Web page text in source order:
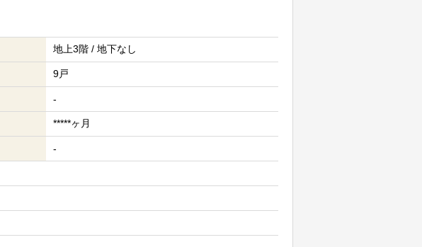
地上3階 / 地下なし
9戸
-
*****ヶ月
-